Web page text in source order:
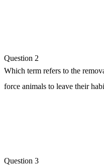
Question 2
Which term refers to the
force animals to leave their
Question 3